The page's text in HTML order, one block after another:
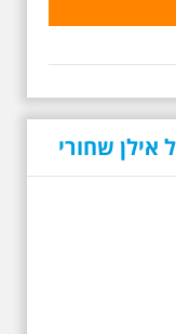
אילן שחורי